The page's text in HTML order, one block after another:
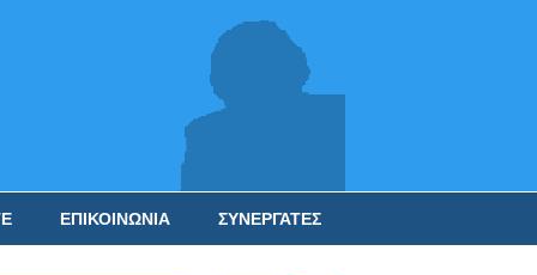
ΣΥΝΕΡΓΑΤΕΣ
ΕΠΙΚΟΙΝΩΝΙΑ